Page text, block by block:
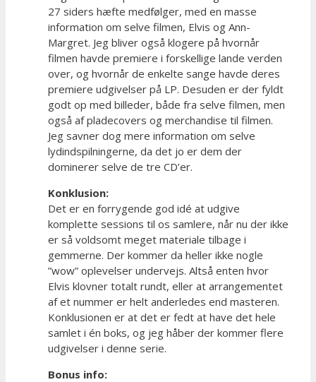
27 siders hæfte medfølger, med en masse
information om selve filmen, Elvis og Ann-
Margret. Jeg bliver også klogere på hvornår
filmen havde premiere i forskellige lande verden
over, og hvornår de enkelte sange havde deres
premiere udgivelser på LP. Desuden er der fyldt
godt op med billeder, både fra selve filmen, men
også af pladecovers og merchandise til filmen.
Jeg savner dog mere information om selve
lydindspilningerne, da det jo er dem der
dominerer selve de tre CD’er.
Konklusion:
Det er en forrygende god idé at udgive
komplette sessions til os samlere, når nu der ikke
er så voldsomt meget materiale tilbage i
gemmerne. Der kommer da heller ikke nogle
”wow” oplevelser undervejs. Altså enten hvor
Elvis klovner totalt rundt, eller at arrangementet
af et nummer er helt anderledes end masteren.
Konklusionen er at det er fedt at have det hele
samlet i én boks, og jeg håber der kommer flere
udgivelser i denne serie.
Bonus info: